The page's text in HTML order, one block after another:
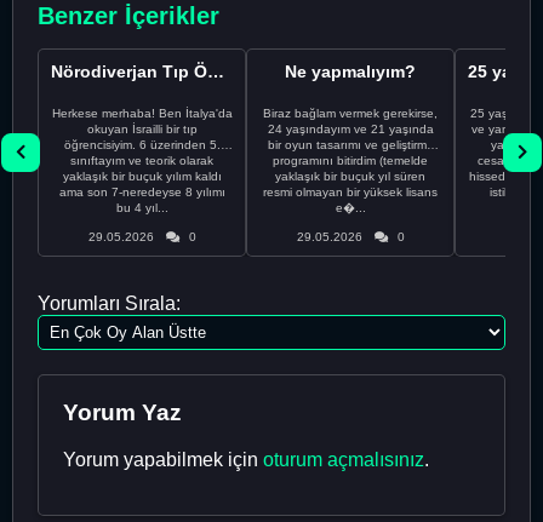
Benzer İçerikler
Nörodiverjan Tıp Öğrencisi Yeni Bir Yol Arıyor
Herkese merhaba! Ben İtalya'da
okuyan İsrailli bir tıp
öğrencisiyim. 6 üzerinden 5.
sınıftayım ve teorik olarak
yaklaşık bir buçuk yılım kaldı
ama son 7-neredeyse 8 yılımı
bu 4 yıl...
29.05.2026 0
Ne yapmalıyım?
Biraz bağlam vermek gerekirse,
24 yaşındayım ve 21 yaşında
bir oyun tasarımı ve geliştirme
programını bitirdim (temelde
yaklaşık bir buçuk yıl süren
resmi olmayan bir yüksek lisans
e�...
29.05.2026 0
25
ve yanlış
cesaretimin
Yorumları Sırala:
Yorum Yaz
Yorum yapabilmek için oturum açmalısınız.